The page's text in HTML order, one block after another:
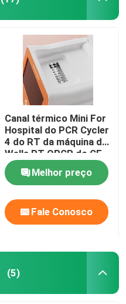
Canal térmico Mini For
Hospital do PCR Cycler
4 do RT da máquina de
Wells RT QPCR do CE
16
Melhor preço
Fale Conosco
(5)